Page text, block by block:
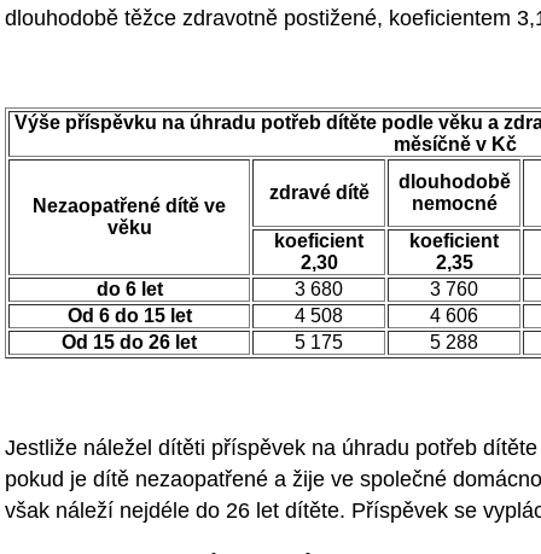
dlouhodobě těžce zdravotně postižené, koeficientem
Výše příspěvku na úhradu potřeb dítěte podle věku a
měsíčně v Kč
Nezaopatřené dítě ve
věku
zdravé dítě
dlouhodobě
nemocné
koeficient
2,30
koeficient
2,35
do 6 let
3 680
3 760
Od 6 do 15 let
4 508
4 606
Od 15 do 26 let
5 175 5 288
Jestliže náležel dítěti příspěvek na úhradu potřeb
pokud je dítě nezaopatřené a žije ve společné
však náleží nejdéle do 26 let dítěte. Příspěvek se